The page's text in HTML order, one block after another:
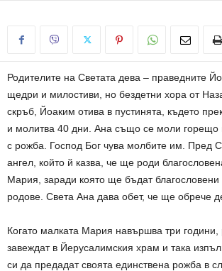
Родителите на Светата дева – праведните
щедри и милостиви, но бездетни хора от
скръб, Йоаким отива в пустинята, където
и молитва 40 дни. Ана също се моли горещо
с рожба. Господ Бог чува молбите им. Пред
ангел, който й казва, че ще роди
Мария, заради която ще бъдат благословени
родове. Света Ана дава обет, че ще обрече
Когато малката Мария навършва три години,
завеждат в Йерусалимския храм и така
си да предадат своята единствена рожба в